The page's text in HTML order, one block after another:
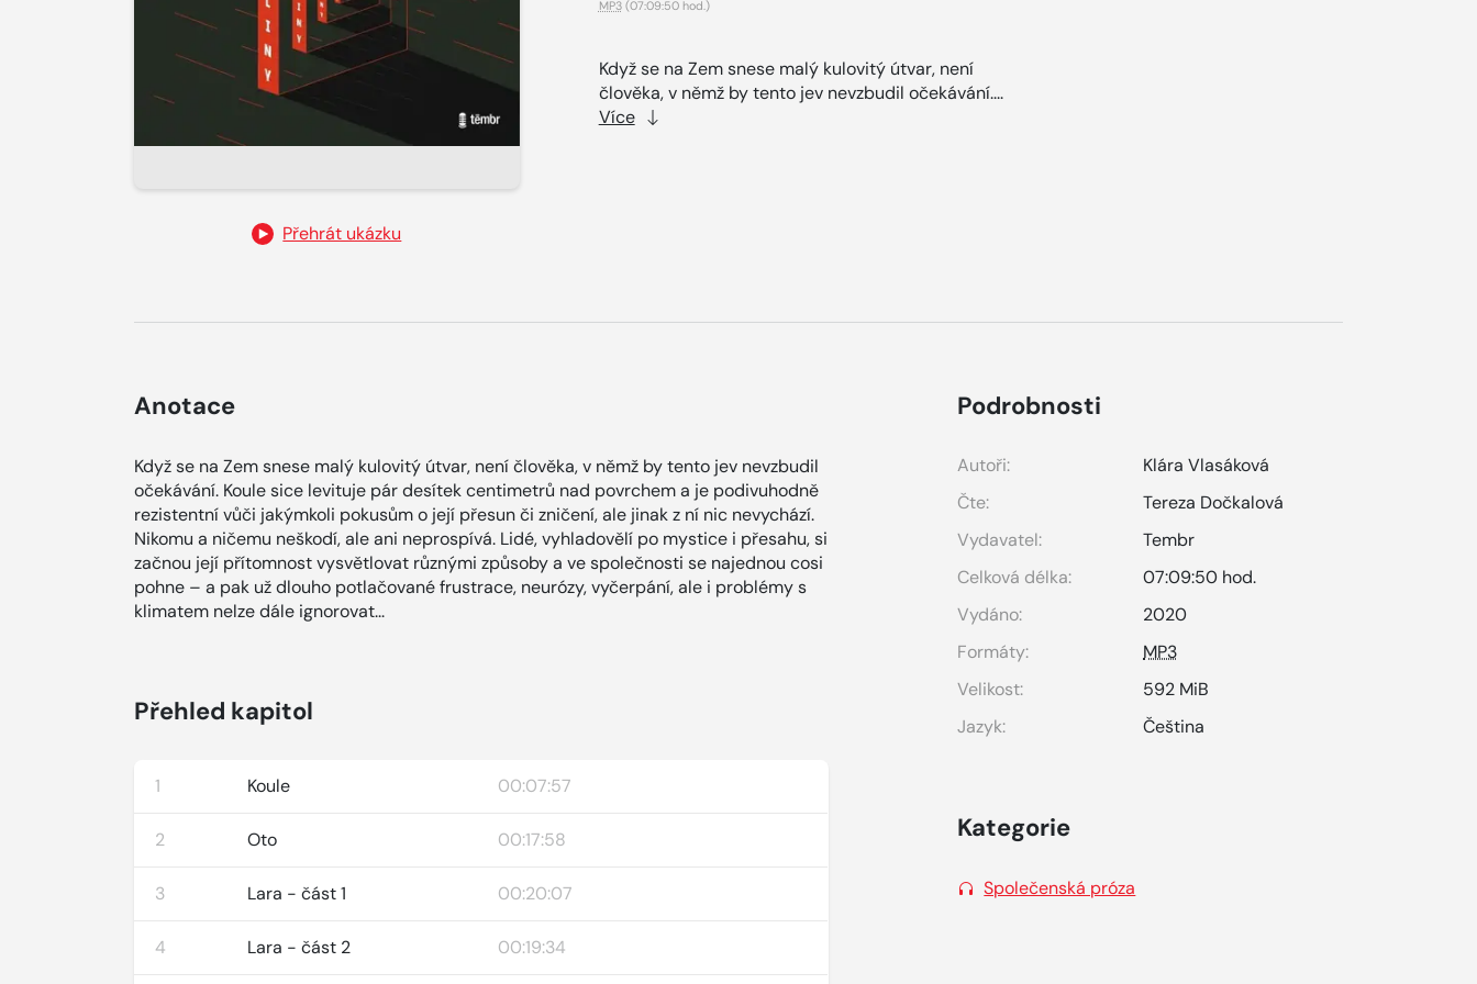
Přehrát ukázku
MP3(07:09:50 hod.)
Když se na Zem snese malý kulovitý útvar, není
člověka, v němž by tento jev nevzbudil očekávání....
Více
Anotace
Když se na Zem snese malý kulovitý útvar, není člověka, v němž by tento jev nevzbudil
očekávání. Koule sice levituje pár desítek centimetrů nad povrchem a je podivuhodně
rezistentní vůči jakýmkoli pokusům o její přesun či zničení, ale jinak z ní nic nevychází.
Nikomu a ničemu neškodí, ale ani neprospívá. Lidé, vyhladovělí po mystice i přesahu, si
začnou její přítomnost vysvětlovat různými způsoby a ve společnosti se najednou cosi
pohne – a pak už dlouho potlačované frustrace, neurózy, vyčerpání, ale i problémy s
klimatem nelze dále ignorovat...
Přehled kapitol
1 Koule 00:07:57
2 Oto 00:17:58
3 Lara - část 1 00:20:07
4 Lara - část 2 00:19:34
Podrobnosti
Autoři:
Klára Vlasáková
Čte:
Tereza Dočkalová
Vydavatel:
Tembr
Celková délka:
07:09:50 hod.
Vydáno:
2020
Formáty:
MP3
Velikost:
592 MiB
Jazyk:
Čeština
Kategorie
Společenská próza